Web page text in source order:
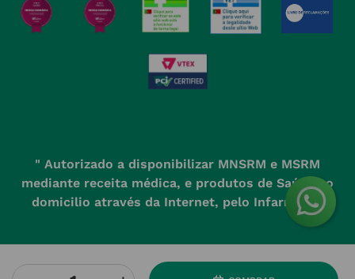
" Autorizado a disponibilizar MNSRM e MSRM
mediante receita médica, e produtos de Saúde ao
domicilio através da Internet, pelo Infarmed. "